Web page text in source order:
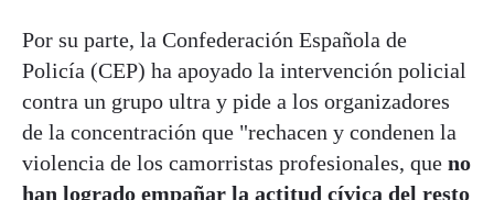
Por su parte, la Confederación Española de
Policía (CEP) ha apoyado la intervención policial
contra un grupo ultra y pide a los organizadores
de la concentración que "rechacen y condenen la
violencia de los camorristas profesionales, que no
han logrado empañar la actitud cívica del resto